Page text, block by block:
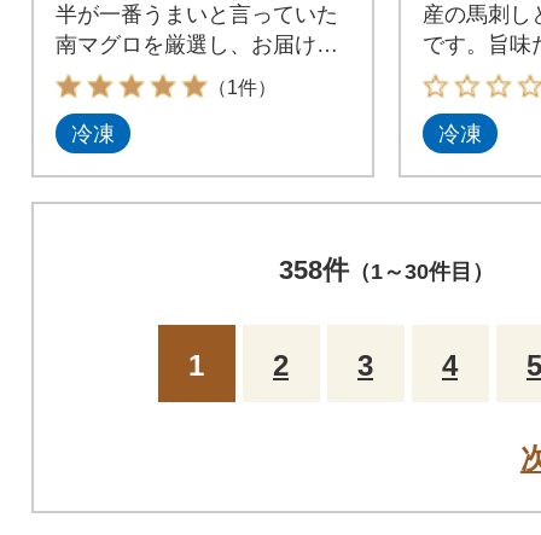
半が一番うまいと言っていた
南マグロを厳選し、お届けい
たします。是非、お刺身やち
らし寿司、海鮮丼(ネギトロ
丼、マグロ丼)、漬け丼や惣菜
（1件）
冷凍
産の馬刺し
です。旨味
を是非ご
冷凍
358件（1～30件目）
1 2 3 4 5